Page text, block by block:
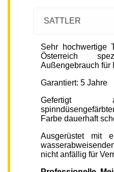
SATTLER
Sehr hochwertige
Österreich
Außengebrauch für
Garantiert: 5 Jahre
Gefertigt
Farbe dauerhaft
Ausgerüstet mit
nicht anfällig für